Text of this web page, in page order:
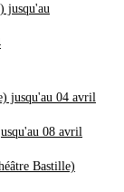
jusqu'au
jusqu'au 04 avril
08 avril
Bastille)